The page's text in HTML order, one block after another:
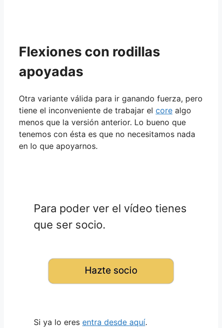
Flexiones con rodillas
apoyadas
Otra variante válida para ir ganando fuerza, pero
tiene el inconveniente de trabajar el core algo
menos que la versión anterior. Lo bueno que
tenemos con ésta es que no necesitamos nada
en lo que apoyarnos.
Para poder ver el vídeo tienes
que ser socio.
Hazte socio
Si ya lo eres entra desde aquí.